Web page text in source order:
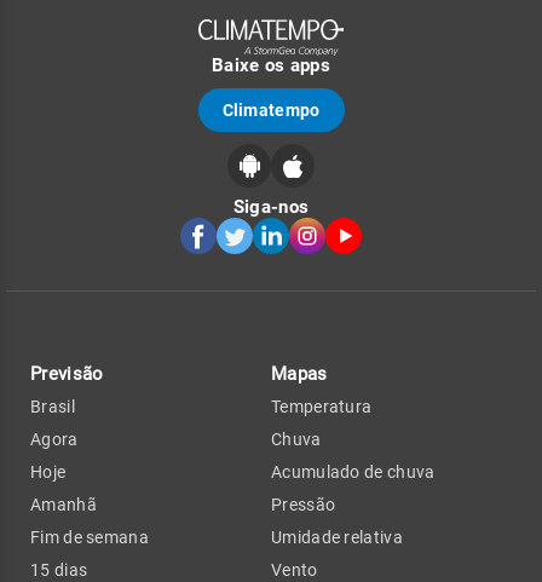
Baixe os apps
Climatempo
Siga-nos
Previsão
Brasil
Agora
Hoje
Amanhã
Fim de semana
15 dias
Mapas
Temperatura
Chuva
Acumulado de chuva
Pressão
Umidade relativa
Vento